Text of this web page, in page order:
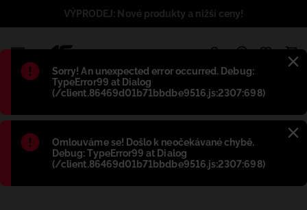
Błąd:
Sorry! An unexpected error occurred. Debug:
TypeError99 at Dialog
(/client.86469d01b71bbdbe9516.js:2307:698)
Błąd:
Omlouváme se! Došlo k neočekávané chybě.
Debug: TypeError99 at Dialog
(/client.86469d01b71bbdbe9516.js:2307:698)
VÝPRODEJ: Nové produkty a nižší ceny!